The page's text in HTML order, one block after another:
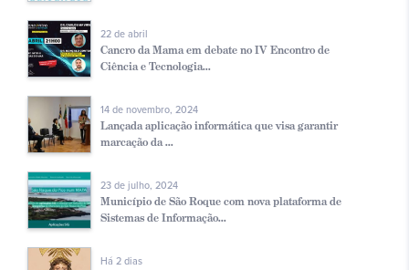
22 de abril
Cancro da Mama em debate no IV Encontro de
Ciência e Tecnologia...
14 de novembro, 2024
Lançada aplicação informática que visa garantir
marcação da ...
23 de julho, 2024
Município de São Roque com nova plataforma de
Sistemas de Informação...
Há 2 dias